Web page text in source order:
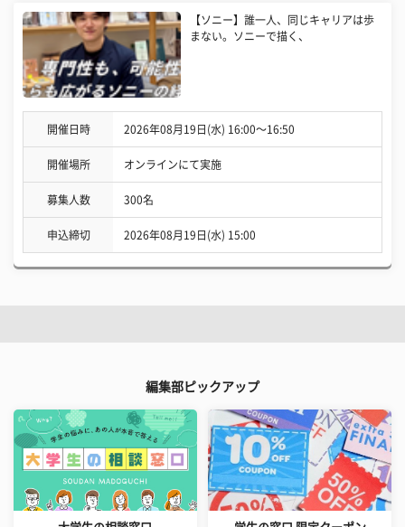
【ソニー】誰一人、同じキャリアは歩
まない。ソニーで描く、
開催日時 2026年08月19日(水) 16:00〜16:50
開催場所 オンラインにて実施
募集人数 300名
申込締切 2026年08月19日(水) 15:00
編集部ピックアップ